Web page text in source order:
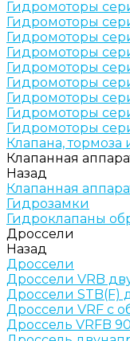
Гидромоторы
Гидромоторы
Гидромоторы
Гидромоторы
Гидромоторы
Гидромоторы
Гидромоторы
Гидромоторы
Гидромоторы
Клапана,
Клапанная
Назад
Клапанная
Гидрозамки
Гидроклапаны
Дроссели
Назад
Дроссели
Дроссели VRB
Дроссели STB(F)
Дроссели VRF с
Дроссель VRFB